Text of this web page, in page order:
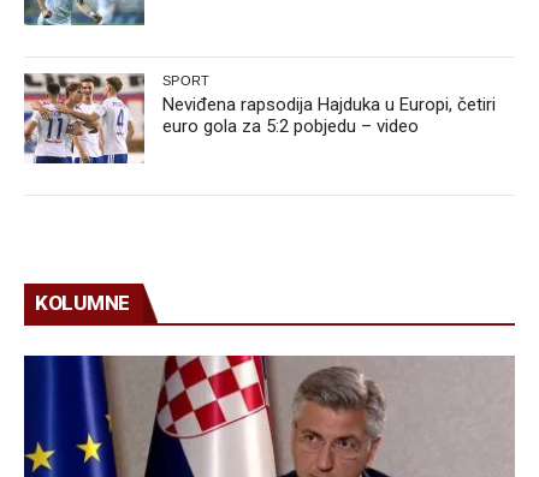
SPORT
Neviđena rapsodija Hajduka u Europi, četiri
euro gola za 5:2 pobjedu – video
KOLUMNE